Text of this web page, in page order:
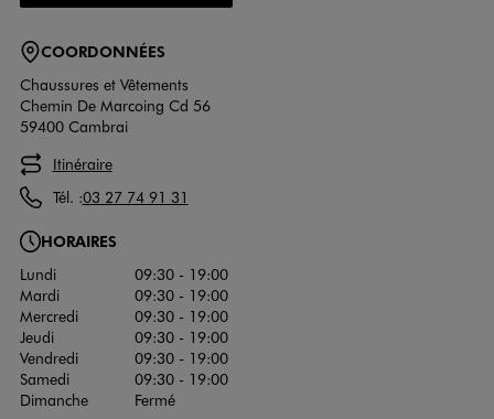
COORDONNÉES
Chaussures et Vêtements
Chemin De Marcoing Cd 56
59400 Cambrai
Itinéraire
Tél. :03 27 74 91 31
HORAIRES
Lundi
09:30 - 19:00
Mardi
09:30 - 19:00
Mercredi
09:30 - 19:00
Jeudi
09:30 - 19:00
Vendredi
09:30 - 19:00
Samedi
09:30 - 19:00
Dimanche
Fermé